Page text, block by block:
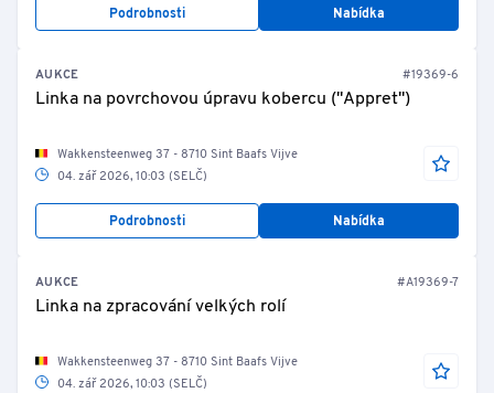
Podrobnosti Nabídka
AUKCE #19369-6
Linka na povrchovou úpravu kobercu ("Appret")
Wakkensteenweg 37 - 8710 Sint Baafs Vijve
04. zář 2026, 10:03 (SELČ)
Podrobnosti Nabídka
AUKCE #A19369-7
Linka na zpracování velkých rolí
Wakkensteenweg 37 - 8710 Sint Baafs Vijve
04. zář 2026, 10:03 (SELČ)